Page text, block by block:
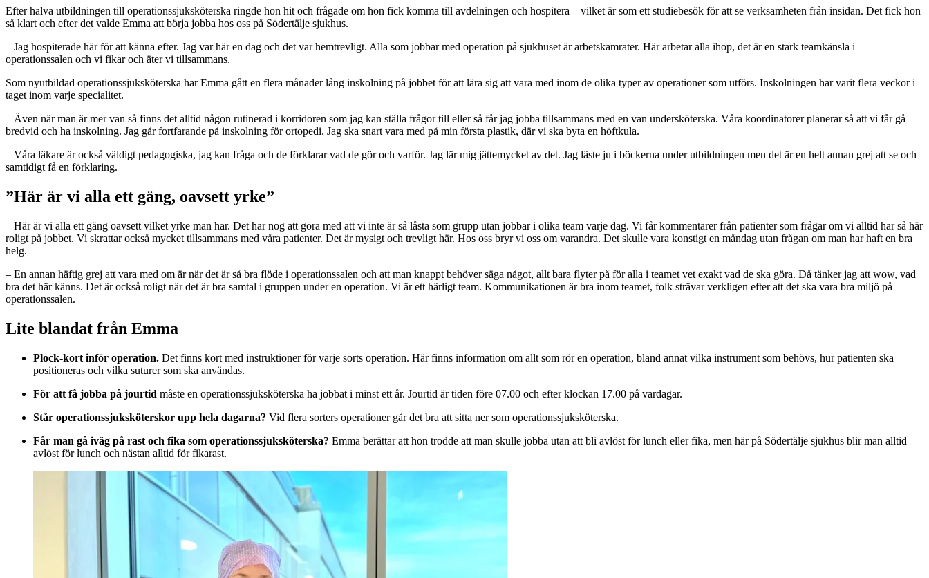
Efter halva utbildningen till operationssjuksköterska ringde hon hit och frågade om hon fick komma till avdelningen och hospitera – vilket är som ett studiebesök för att se verksamheten från insidan. Det fick hon
så klart och efter det valde Emma att börja jobba hos oss på Södertälje sjukhus.
– Jag hospiterade här för att känna efter. Jag var här en dag och det var hemtrevligt. Alla som jobbar med operation på sjukhuset är arbetskamrater. Här arbetar alla ihop, det är en stark teamkänsla i
operationssalen och vi fikar och äter vi tillsammans.
Som nyutbildad operationssjuksköterska har Emma gått en flera månader lång inskolning på jobbet för att lära sig att vara med inom de olika typer av operationer som utförs. Inskolningen har varit flera veckor i
taget inom varje specialitet.
– Även när man är mer van så finns det alltid någon rutinerad i korridoren som jag kan ställa frågor till eller så får jag jobba tillsammans med en van undersköterska. Våra koordinatorer planerar så att vi får gå
bredvid och ha inskolning. Jag går fortfarande på inskolning för ortopedi. Jag ska snart vara med på min första plastik, där vi ska byta en höftkula.
– Våra läkare är också väldigt pedagogiska, jag kan fråga och de förklarar vad de gör och varför. Jag lär mig jättemycket av det. Jag läste ju i böckerna under utbildningen men det är en helt annan grej att se och
samtidigt få en förklaring.
”Här är vi alla ett gäng, oavsett yrke”
– Här är vi alla ett gäng oavsett vilket yrke man har. Det har nog att göra med att vi inte är så låsta som grupp utan jobbar i olika team varje dag. Vi får kommentarer från patienter som frågar om vi alltid har så här
roligt på jobbet. Vi skrattar också mycket tillsammans med våra patienter. Det är mysigt och trevligt här. Hos oss bryr vi oss om varandra. Det skulle vara konstigt en måndag utan frågan om man har haft en bra
helg.
– En annan häftig grej att vara med om är när det är så bra flöde i operationssalen och att man knappt behöver säga något, allt bara flyter på för alla i teamet vet exakt vad de ska göra. Då tänker jag att wow, vad
bra det här känns. Det är också roligt när det är bra samtal i gruppen under en operation. Vi är ett härligt team. Kommunikationen är bra inom teamet, folk strävar verkligen efter att det ska vara bra miljö på
operationssalen.
Lite blandat från Emma
Plock-kort inför operation. Det finns kort med instruktioner för varje sorts operation. Här finns information om allt som rör en operation, bland annat vilka instrument som behövs, hur patienten ska
positioneras och vilka suturer som ska användas.
För att få jobba på jourtid måste en operationssjuksköterska ha jobbat i minst ett år. Jourtid är tiden före 07.00 och efter klockan 17.00 på vardagar.
Står operationssjuksköterskor upp hela dagarna? Vid flera sorters operationer går det bra att sitta ner som operationssjuksköterska.
Får man gå iväg på rast och fika som operationssjuksköterska? Emma berättar att hon trodde att man skulle jobba utan att bli avlöst för lunch eller fika, men här på Södertälje sjukhus blir man alltid
avlöst för lunch och nästan alltid för fikarast.